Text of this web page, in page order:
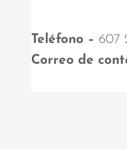
Teléfono – 607
Correo de